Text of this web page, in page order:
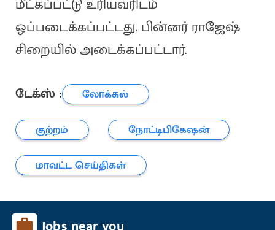
மீட்கப்பட்டு உரியவரிடம்
ஒப்படைக்கப்பட்டது. பின்னர் ராஜேஷ்
சிறையில் அடைக்கப்பட்டார்.
டேக்ஸ் :
லோக்கல்
குற்றம்
நோட்டிபிகேஷன்
மாவட்ட செய்திகள்